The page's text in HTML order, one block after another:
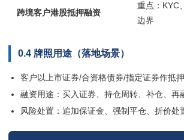
跨境客户港股抵押融资
重点：KYC
边界
0.4 牌照用途（落地场景）
客户以上市证券/合资格债券/指定证券作抵
融资用途：买入证券、持仓周转、补仓、再
风险处置：追加保证金、强制平仓、折价处